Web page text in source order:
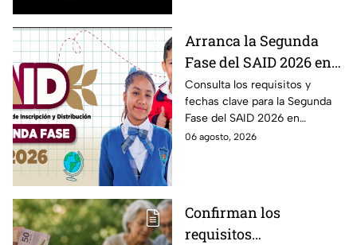
Arranca la Segunda
Fase del SAID 2026 en
Edomex para grados
intermedios: Fechas
clave y requisitos para
cambios de escuela
Consulta los requisitos y
fechas clave para la Segunda
Fase del SAID 2026 en
Edomex y asegura el traslado
06 agosto, 2026
Confirman los
requisitos